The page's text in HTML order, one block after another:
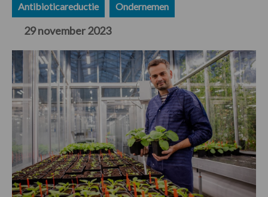
Antibioticareductie Ondernemen
29 november 2023